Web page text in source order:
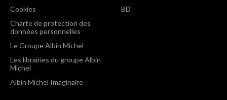
Cookies
Charte de protection des
données personnelles
Le Groupe Albin Michel
Les librairies du groupe Albin
Michel
Albin Michel Imaginaire
BD